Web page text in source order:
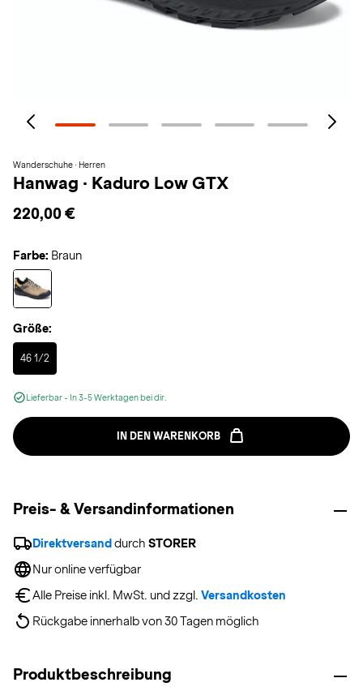
Wanderschuhe · Herren
Hanwag · Kaduro Low GTX
220,00 €
Farbe: Braun
Größe:
46 1/2
Selected
Lieferbar - In 3-5 Werktagen bei dir.
IN DEN WARENKORB
Preis- & Versandinformationen
Direktversand durch STORER
Nur online verfügbar
Alle Preise inkl. MwSt. und zzgl. Versandkosten
Rückgabe innerhalb von 30 Tagen möglich
Produktbeschreibung